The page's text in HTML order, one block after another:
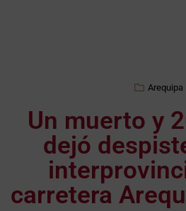
Arequipa
Un muerto y
dejó
carretera